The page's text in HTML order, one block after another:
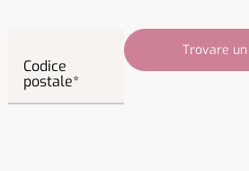
Codice
postale
Trovare